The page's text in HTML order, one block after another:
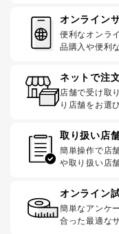
オンライン
便利なオンラ
品購入や便利
ネットで注
店舗で受け取
り店舗をお選
取り扱い店
簡単操作で店
や取り扱い店
オンライン
簡単なアンケ
合った最適な